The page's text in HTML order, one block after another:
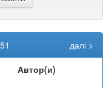
далі >
Автор(и)